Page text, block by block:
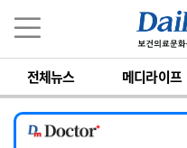
전체뉴스 메디라이프
[서울아산병원] 2026년 하반기 인
[영남대학교의료원] 마취통증의
[충남대학교병원] 소아청소년과